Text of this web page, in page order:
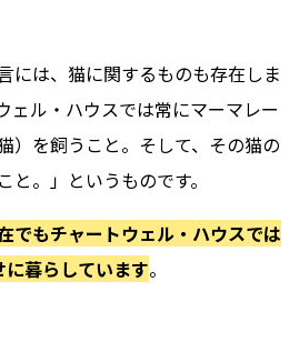
には、猫に関するものも存在しま
ェル・ハウスでは常にマーマレー
）を飼うこと。そして、その猫の
。」というものです。
でもチャートウェル・ハウスでは
暮らしています。